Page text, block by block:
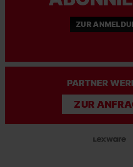
ZUR
PARTNER
ZUR